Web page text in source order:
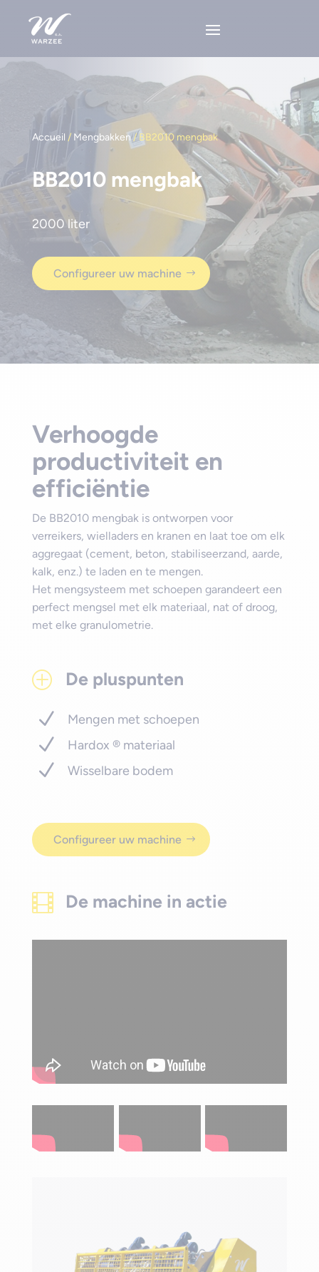
Accueil / Mengbakken/ BB2010 mengbak
BB2010 mengbak
2000 liter
Configureer uw machine
Verhoogde
productiviteit en
efficiëntie
De BB2010 mengbak is ontworpen voor
verreikers, wielladers en kranen en laat toe om elk
aggregaat (cement, beton, stabiliseerzand, aarde,
kalk, enz.) te laden en te mengen.
Het mengsysteem met schoepen garandeert een
perfect mengsel met elk materiaal, nat of droog,
met elke granulometrie.
P De pluspunten
Mengen met schoepen
Hardox ® materiaal
Wisselbare bodem
Configureer uw machine
 De machine in actie